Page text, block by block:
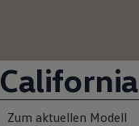
California
Zum aktuellen Modell